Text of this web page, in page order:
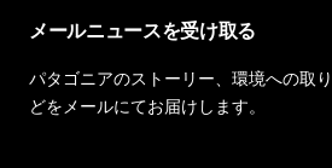
メールニュースを受け取る
パタゴニアのストーリー、環境への取
どをメールにてお届けします。